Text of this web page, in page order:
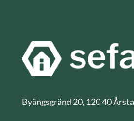
Byängsgränd 20, 120 40 Årsta